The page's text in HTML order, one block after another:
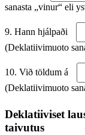
sanasta „vinur“ eli
9. Hann hjálpaði
(Deklatiivimuoto
10. Við töldum á
(Deklatiivimuoto
Deklatiiviset
taivutus